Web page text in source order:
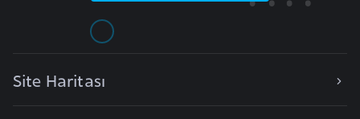
Site Haritası
a